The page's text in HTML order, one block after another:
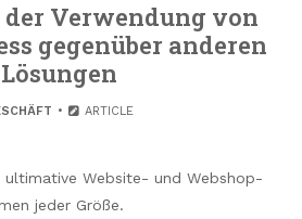
Verwendung von
gegenüber anderen
Lösungen
ARTICLE
ultimative Website- und Webshop-
jeder Größe.